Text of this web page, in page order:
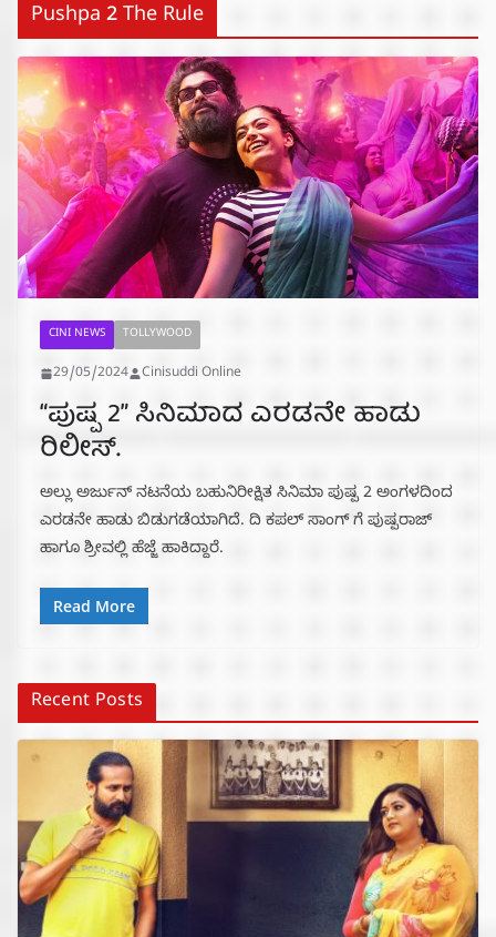
Pushpa 2 The Rule
CINI NEWS TOLLYWOOD
29/05/2024 Cinisuddi Online
“ಪುಷ್ಪ 2” ಸಿನಿಮಾದ ಎರಡನೇ ಹಾಡು
ರಿಲೀಸ್.
ಅಲ್ಲು ಅರ್ಜುನ್ ನಟನೆಯ ಬಹುನಿರೀಕ್ಷಿತ ಸಿನಿಮಾ ಪುಷ್ಪ 2 ಅಂಗಳದಿಂದ
ಎರಡನೇ ಹಾಡು ಬಿಡುಗಡೆಯಾಗಿದೆ. ದಿ ಕಪಲ್ ಸಾಂಗ್ ಗೆ ಪುಷ್ಪರಾಜ್
ಹಾಗೂ ಶ್ರೀವಲ್ಲಿ ಹೆಜ್ಜೆ ಹಾಕಿದ್ದಾರೆ.
Read More
Recent Posts